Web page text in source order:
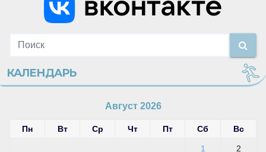
КАЛЕНДАРЬ
Август 2026
Пн Вт Ср Чт Пт Сб Вс
1 2